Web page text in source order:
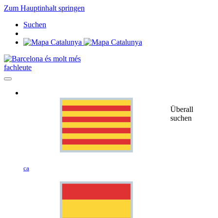
Zum Hauptinhalt springen
Suchen
fachleute
ca
Überall
suchen